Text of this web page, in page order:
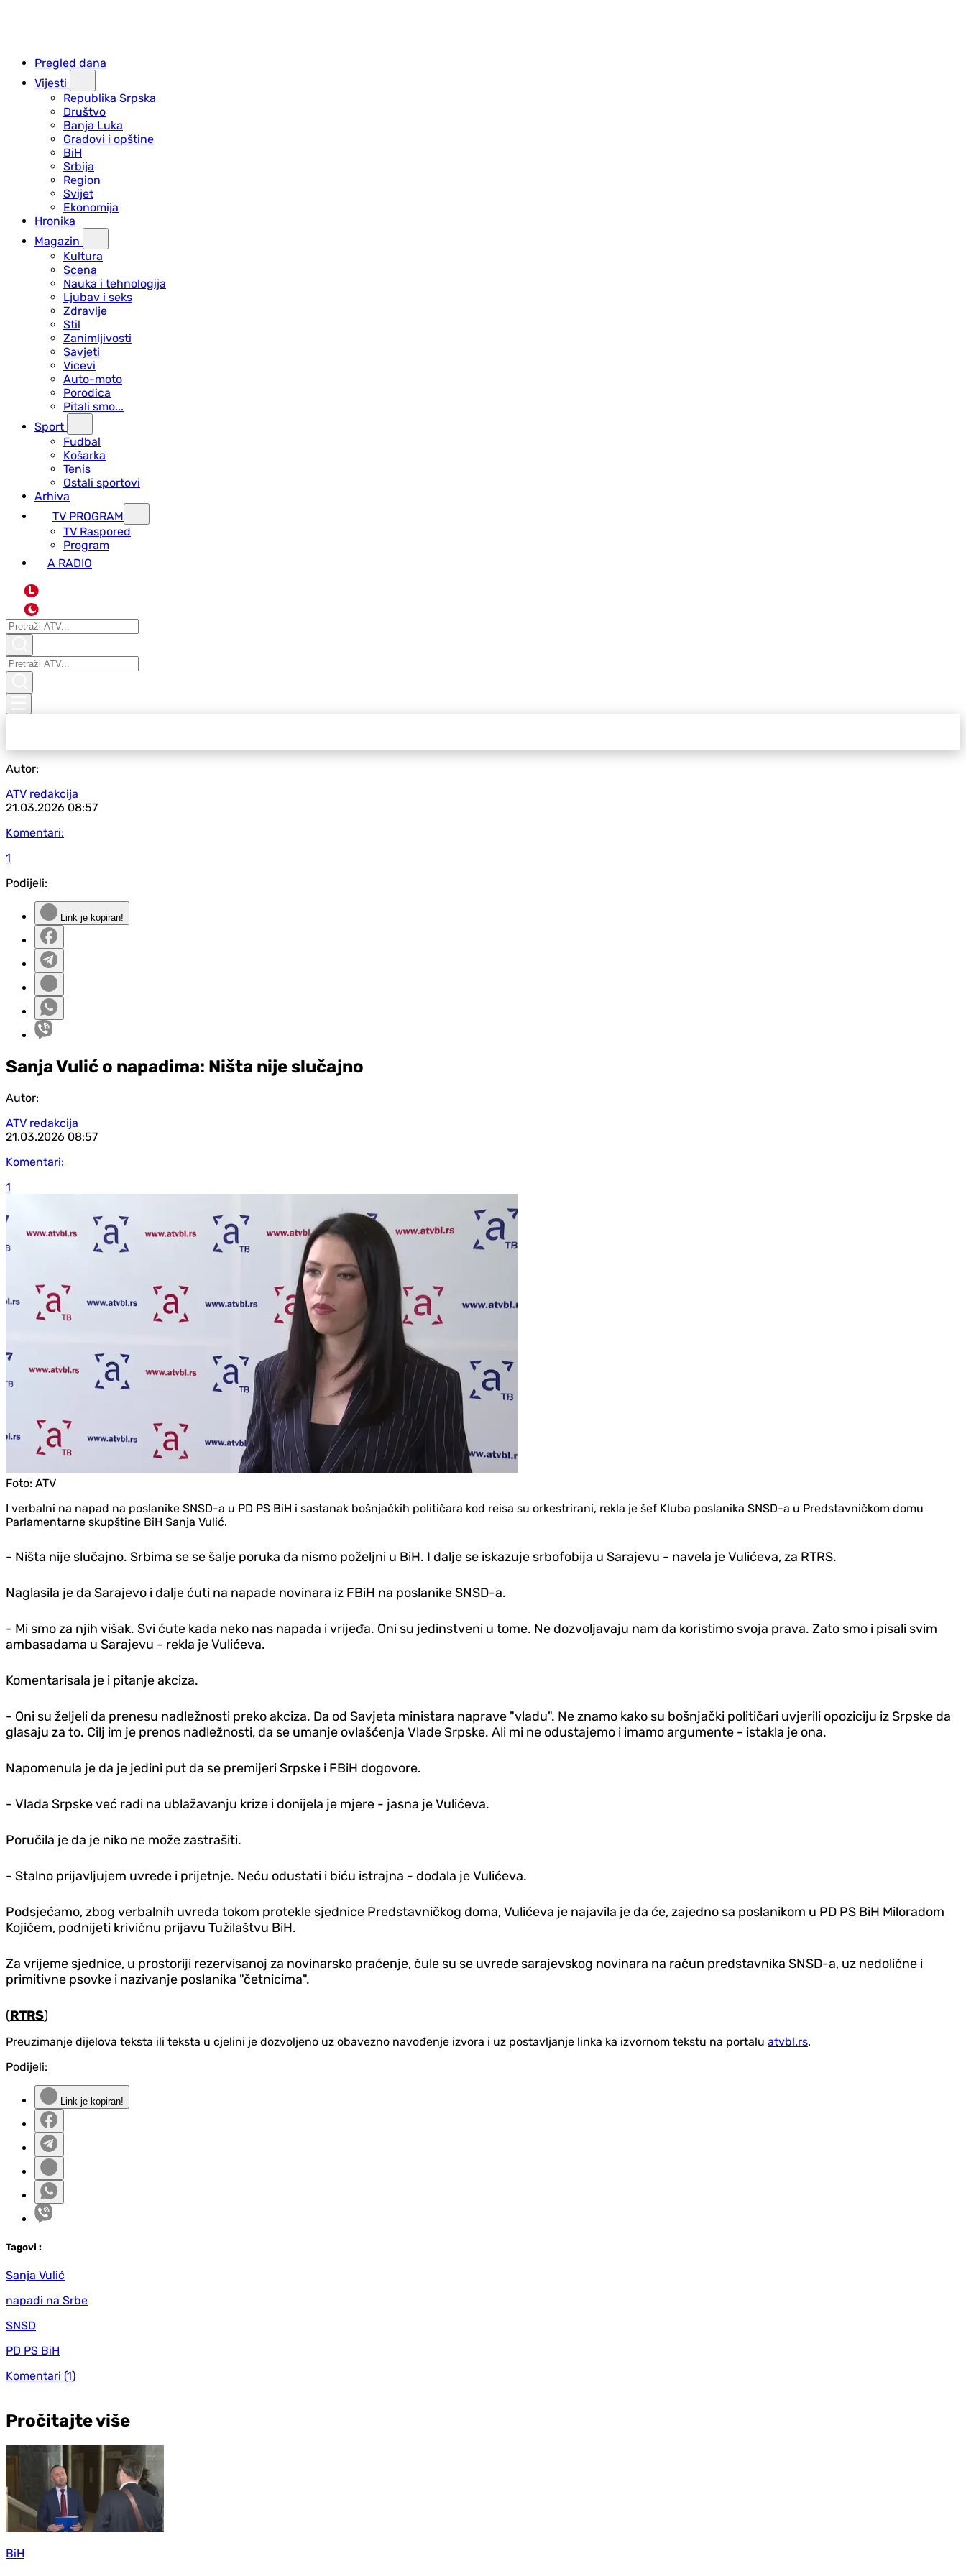
Pregled dana
Vijesti
Republika Srpska
Društvo
Banja Luka
Gradovi i opštine
BiH
Srbija
Region
Svijet
Ekonomija
Hronika
Magazin
Kultura
Scena
Nauka i tehnologija
Ljubav i seks
Zdravlje
Stil
Zanimljivosti
Savjeti
Vicevi
Auto-moto
Porodica
Pitali smo...
Sport
Fudbal
Košarka
Tenis
Ostali sportovi
Arhiva
TV PROGRAM
ТV Raspored
Program
A RADIO
L
Autor:
ATV redakcija
21.03.2026 08:57
Komentari:
1
Podijeli:
Link je kopiran!
Sanja Vulić o napadima: Ništa nije slučajno
Autor:
ATV redakcija
21.03.2026 08:57
Komentari:
1
Foto: ATV
I verbalni na napad na poslanike SNSD-a u PD PS BiH i sastanak bošnjačkih političara kod reisa su orkestrirani, rekla je šef Kluba poslanika SNSD-a u Predstavničkom domu
Parlamentarne skupštine BiH Sanja Vulić.
- Ništa nije slučajno. Srbima se se šalje poruka da nismo poželjni u BiH. I dalje se iskazuje srbofobija u Sarajevu - navela je Vulićeva, za RTRS.
Naglasila je da Sarajevo i dalje ćuti na napade novinara iz FBiH na poslanike SNSD-a.
- Mi smo za njih višak. Svi ćute kada neko nas napada i vrijeđa. Oni su jedinstveni u tome. Ne dozvoljavaju nam da koristimo svoja prava. Zato smo i pisali svim
ambasadama u Sarajevu - rekla je Vulićeva.
Komentarisala je i pitanje akciza.
- Oni su željeli da prenesu nadležnosti preko akciza. Da od Savjeta ministara naprave "vladu". Ne znamo kako su bošnjački političari uvjerili opoziciju iz Srpske da
glasaju za to. Cilj im je prenos nadležnosti, da se umanje ovlašćenja Vlade Srpske. Ali mi ne odustajemo i imamo argumente - istakla je ona.
Napomenula je da je jedini put da se premijeri Srpske i FBiH dogovore.
- Vlada Srpske već radi na ublažavanju krize i donijela je mjere - jasna je Vulićeva.
Poručila je da je niko ne može zastrašiti.
- Stalno prijavljujem uvrede i prijetnje. Neću odustati i biću istrajna - dodala je Vulićeva.
Podsjećamo, zbog verbalnih uvreda tokom protekle sjednice Predstavničkog doma, Vulićeva je najavila je da će, zajedno sa poslanikom u PD PS BiH Miloradom
Kojićem, podnijeti krivičnu prijavu Tužilaštvu BiH.
Za vrijeme sjednice, u prostoriji rezervisanoj za novinarsko praćenje, čule su se uvrede sarajevskog novinara na račun predstavnika SNSD-a, uz nedolične i
primitivne psovke i nazivanje poslanika "četnicima".
(RTRS)
Preuzimanje dijelova teksta ili teksta u cjelini je dozvoljeno uz obavezno navođenje izvora i uz postavljanje linka ka izvornom tekstu na portalu atvbl.rs.
Podijeli:
Link je kopiran!
Tagovi :
Sanja Vulić
napadi na Srbe
SNSD
PD PS BiH
Komentari (1)
Pročitajte više
BiH